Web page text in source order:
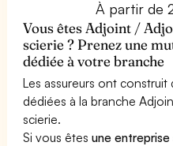
À partir de
Vous êtes Adjoint /
scierie ? Prenez une
dédiée à votre branche
Les assureurs ont
dédiées à la branche
scierie.
Si vous êtesune